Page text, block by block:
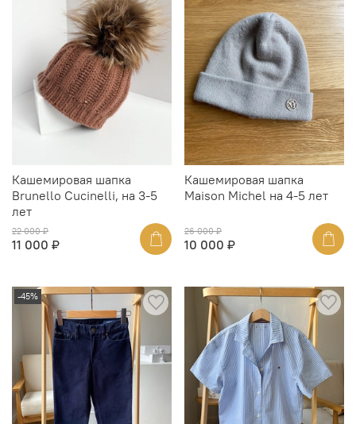
Кашемировая шапка
Brunello Cucinelli, на 3-5
лет
22 000 ₽
11 000 ₽
Кашемировая шапка
Maison Michel на 4-5 лет
26 000 ₽
10 000 ₽
-45%